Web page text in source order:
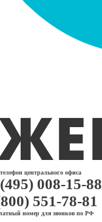
телефон центрального офиса
008-15-88
551-78-81
номер для звонков по РФ